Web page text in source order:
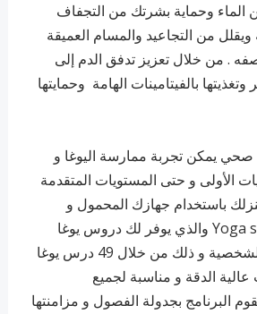
وحماية بشرتك من التجفاف
ويقلل من التجاعيد والمسام العميقة
. من خلال تعزيز تدفق الدم إلى
بالفيتامينات الهامة وحمايتها
يمكن تجربة ممارسة اليوغا و
الأولى و حتى المستويات المتقدمة
باستخدام جهازك المحمول و
تحميل تطبيق Yoga studio والذي يوفر لك دروس يوغا
مناسبة لاحتياجاتك الشخصية و ذلك من خلال 49 درس يوغا
الدقة و مناسبة لجميع
البرنامج بجدولة الفصول و مزامنتها